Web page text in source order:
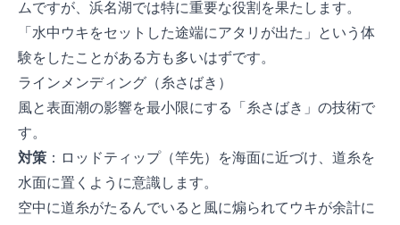
ムですが、浜名湖では特に重要な役割を果たします。
「水中ウキをセットした途端にアタリが出た」という体
験をしたことがある方も多いはずです。
3. ラインメンディング（糸さばき）
風と表面潮の影響を最小限にする「糸さばき」の技術で
す。
対策 ：ロッドティップ（竿先）を海面に近づけ、道糸を
水面に置くように意識します。
空中に道糸がたるんでいると風に煽られてウキが余計に